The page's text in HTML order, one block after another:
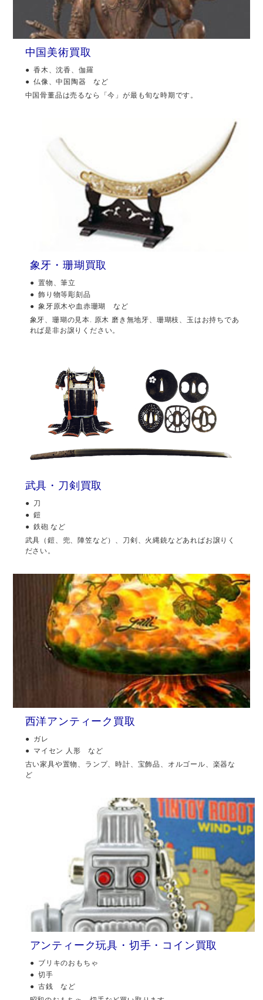
中国美術買取
香木、沈香、伽羅
仏像、中国陶器 など
中国骨董品は売るなら「今」が最も旬な時期です。
象牙・珊瑚買取
置物、筆立
飾り物等彫刻品
象牙原木や血赤珊瑚 など
象牙、珊瑚の見本. 原木 磨き無地牙、珊瑚枝、玉はお持ちであ
れば是非お譲りください。
武具・刀剣買取
刀
鎧
鉄砲 など
武具（鎧、兜、陣笠など）、刀剣、火縄銃などあればお譲りく
ださい。
西洋アンティーク買取
ガレ
マイセン 人形 など
古い家具や置物、ランプ、時計、宝飾品、オルゴール、楽器な
ど
アンティーク玩具・切手・コイン買取
ブリキのおもちゃ
切手
古銭 など